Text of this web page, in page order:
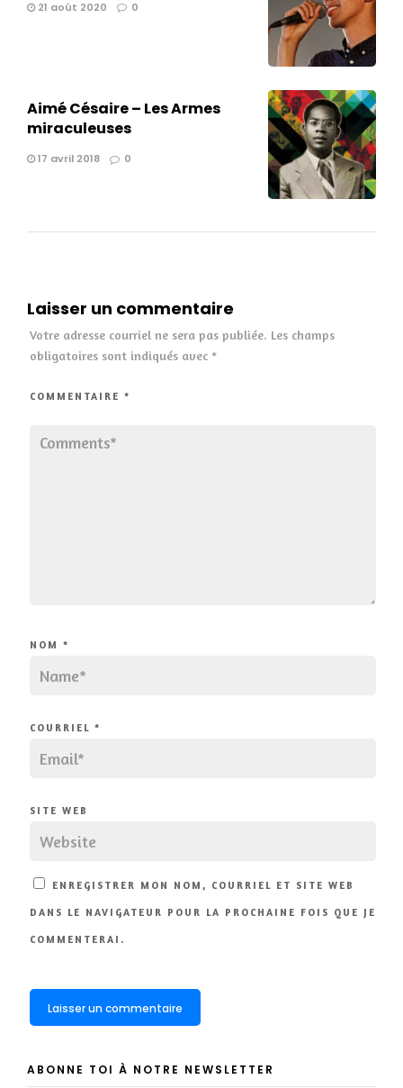
21 août 2020 0
Aimé Césaire – Les Armes
miraculeuses
17 avril 2018 0
Laisser un commentaire
Votre adresse courriel ne sera pas publiée. Les champs
obligatoires sont indiqués avec *
COMMENTAIRE *
NOM *
COURRIEL *
SITE WEB
ENREGISTRER MON NOM, COURRIEL ET SITE WEB
DANS LE NAVIGATEUR POUR LA PROCHAINE FOIS QUE JE
COMMENTERAI.
ABONNE TOI À NOTRE NEWSLETTER